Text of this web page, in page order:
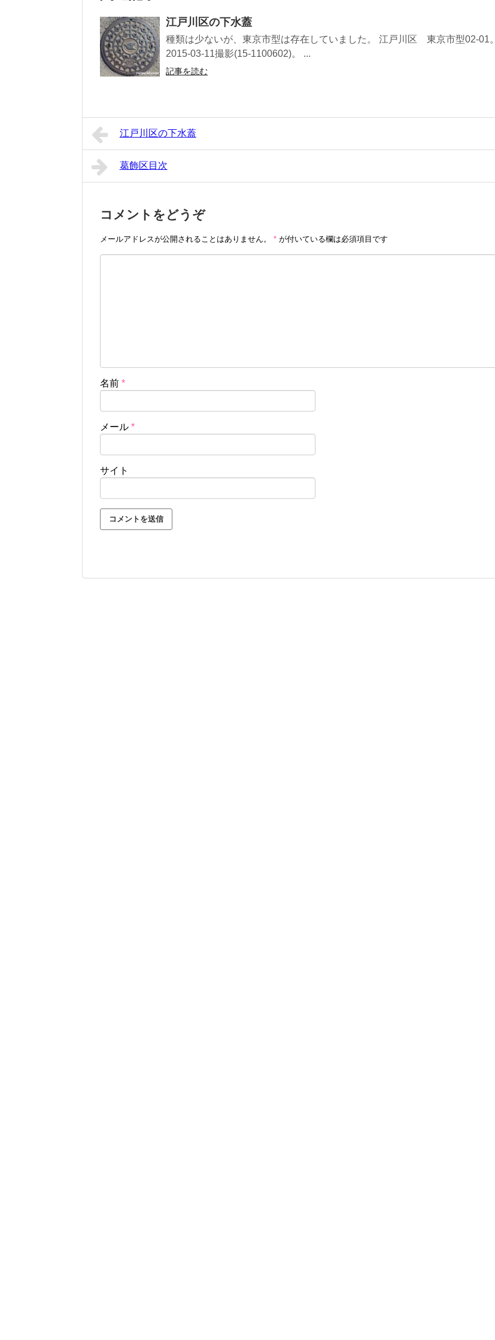
江戸川区の下水蓋
種類は少ないが、東京市型は存在していました。 江戸川区 東京市型02-01。
2015-03-11撮影(15-1100602)。 ...
記事を読む
江戸川区の下水蓋
葛飾区目次
コメントをどうぞ
メールアドレスが公開されることはありません。 * が付いている欄は必須項目です
名前 *
メール *
サイト